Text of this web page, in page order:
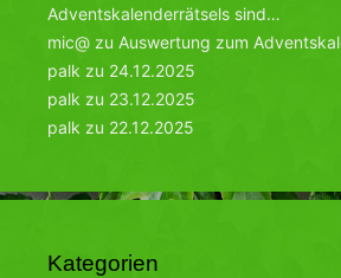
Adventskalenderrätsels sind…
mic@ zu Auswertung zum
palk zu 24.12.2025
palk zu 23.12.2025
palk zu 22.12.2025
Kategorien